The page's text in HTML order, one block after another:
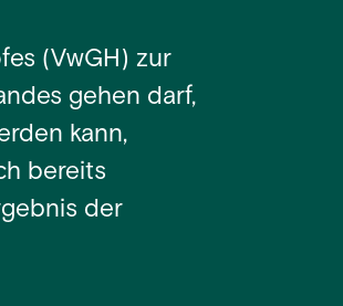
(VwGH) zur
gehen darf,
kann,
bereits
der